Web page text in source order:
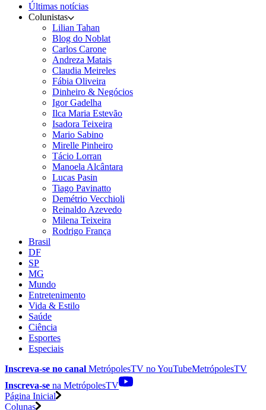
Últimas notícias
Colunistas
Lilian Tahan
Blog do Noblat
Carlos Carone
Andreza Matais
Claudia Meireles
Fábia Oliveira
Dinheiro & Negócios
Igor Gadelha
Ilca Maria Estevão
Isadora Teixeira
Mario Sabino
Mirelle Pinheiro
Tácio Lorran
Manoela Alcântara
Lucas Pasin
Tiago Pavinatto
Demétrio Vecchioli
Reinaldo Azevedo
Milena Teixeira
Rodrigo França
Brasil
DF
SP
MG
Mundo
Entretenimento
Vida & Estilo
Saúde
Ciência
Esportes
Especiais
Inscreva-se no canal MetrópolesTV noYouTubeMetrópolesTV
Inscreva-se na MetrópolesTV
Página Inicial
Colunas